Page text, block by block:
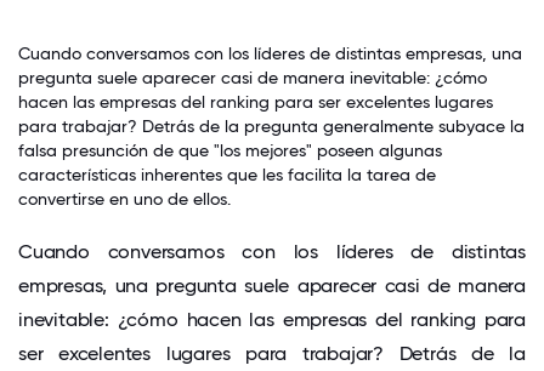
Cuando conversamos con los líderes de distintas empresas, una
pregunta suele aparecer casi de manera inevitable: ¿cómo
hacen las empresas del ranking para ser excelentes lugares
para trabajar? Detrás de la pregunta generalmente subyace la
falsa presunción de que "los mejores" poseen algunas
características inherentes que les facilita la tarea de
convertirse en uno de ellos.
Cuando conversamos con los líderes de distintas
empresas, una pregunta suele aparecer casi de manera
inevitable: ¿cómo hacen las empresas del ranking para
ser excelentes lugares para trabajar? Detrás de la